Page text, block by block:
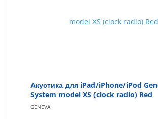
Акустика для iPad/iPhone/iPod
System model XS (clock radio) Red
GENEVA